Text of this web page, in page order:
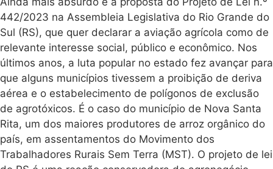
442/2023 na Assembleia Legislativa do Rio Grande do
Sul (RS), que quer declarar a aviação agrícola como de
relevante interesse social, público e econômico. Nos
últimos anos, a luta popular no estado fez avançar para
que alguns municípios tivessem a proibição de deriva
aérea e o estabelecimento de polígonos de exclusão
de agrotóxicos. É o caso do município de Nova Santa
Rita, um dos maiores produtores de arroz orgânico do
país, em assentamentos do Movimento dos
Trabalhadores Rurais Sem Terra (MST). O projeto de lei